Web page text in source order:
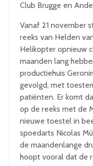
Club Brugge en
Vanaf 21 november
reeks van Helden
Helikopter opnieuw
maanden lang
productiehuis
gevolgd, met
patiënten. Er komt
op de reeks met de
nieuwe toestel in
spoedarts Nicolas
de maandenlange
hoopt vooral dat de